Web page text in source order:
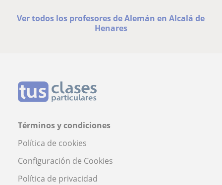
Ver todos los profesores de Alemán en Alcalá de
Henares
Términos y condiciones
Política de cookies
Configuración de Cookies
Política de privacidad